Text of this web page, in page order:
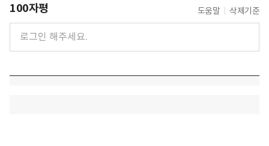
100자평 도움말 삭제기준